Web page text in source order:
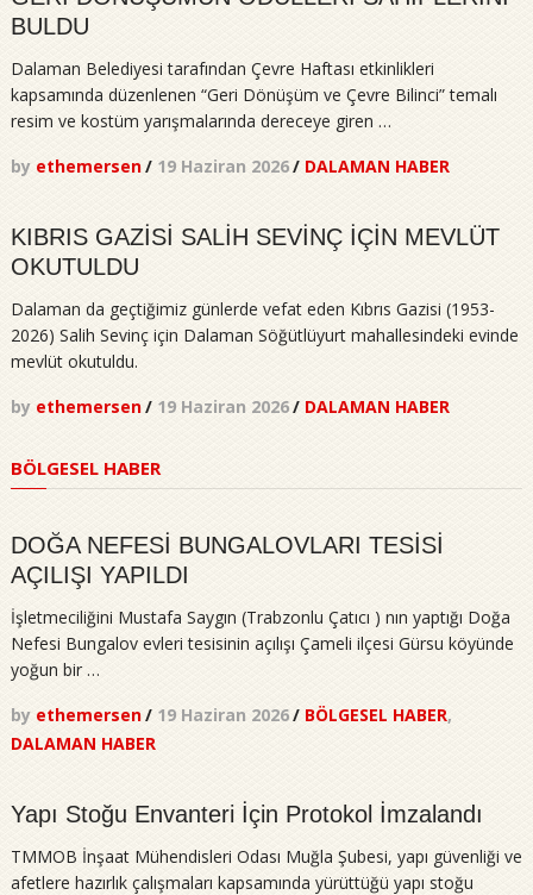
BULDU
Dalaman Belediyesi tarafından Çevre Haftası etkinlikleri
kapsamında düzenlenen “Geri Dönüşüm ve Çevre Bilinci” temalı
resim ve kostüm yarışmalarında dereceye giren …
by ethemersen/ 19 Haziran 2026/ DALAMAN HABER
KIBRIS GAZİSİ SALİH SEVİNÇ İÇİN MEVLÜT
OKUTULDU
Dalaman da geçtiğimiz günlerde vefat eden Kıbrıs Gazisi (1953-
2026) Salih Sevinç için Dalaman Söğütlüyurt mahallesindeki evinde
mevlüt okutuldu.
by ethemersen/ 19 Haziran 2026/ DALAMAN HABER
BÖLGESEL HABER
DOĞA NEFESİ BUNGALOVLARI TESİSİ
AÇILIŞI YAPILDI
İşletmeciliğini Mustafa Saygın (Trabzonlu Çatıcı ) nın yaptığı Doğa
Nefesi Bungalov evleri tesisinin açılışı Çameli ilçesi Gürsu köyünde
yoğun bir …
by ethemersen/ 19 Haziran 2026/ BÖLGESEL HABER,
DALAMAN HABER
Yapı Stoğu Envanteri İçin Protokol İmzalandı
TMMOB İnşaat Mühendisleri Odası Muğla Şubesi, yapı güvenliği ve
afetlere hazırlık çalışmaları kapsamında yürüttüğü yapı stoğu